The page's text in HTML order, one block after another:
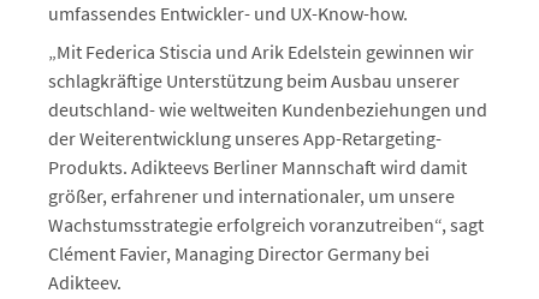
umfassendes Entwickler- und UX-Know-how.
„Mit Federica Stiscia und Arik Edelstein gewinnen wir
schlagkräftige Unterstützung beim Ausbau unserer
deutschland- wie weltweiten Kundenbeziehungen und
der Weiterentwicklung unseres App-Retargeting-
Produkts. Adikteevs Berliner Mannschaft wird damit
größer, erfahrener und internationaler, um unsere
Wachstumsstrategie erfolgreich voranzutreiben“, sagt
Clément Favier, Managing Director Germany bei
Adikteev.